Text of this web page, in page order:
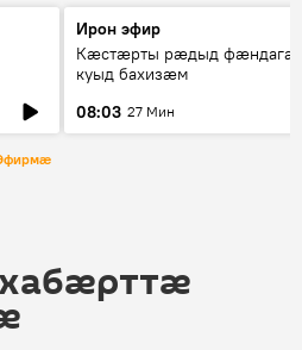
Ирон эфир
Кæстæрты рæдыд
куыд бахизæм
08:03 27 Мин